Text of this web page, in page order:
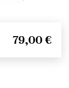
79,00 €